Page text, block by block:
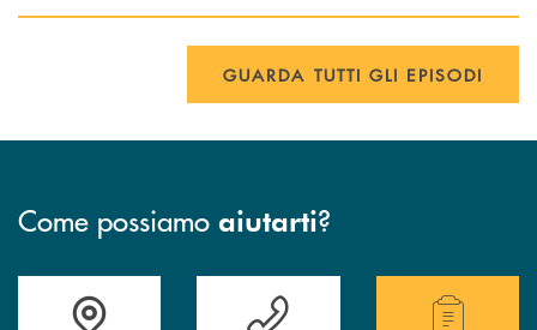
GUARDA TUTTI GLI EPISODI
Come possiamo aiutarti?
Accedi all' elenco completo delle filiali .Hai bisogno di assistenza immediata?
Hai bisogno di